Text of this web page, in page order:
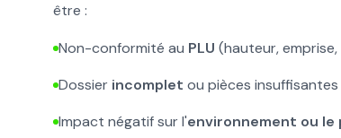
être :
Non-conformité au PLU (hauteur,
Dossier incomplet ou pièces insuffisantes
Impact négatif sur l'environnement ou le